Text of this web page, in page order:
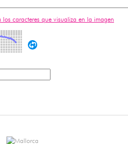
caracteres que visualiza en la imagen